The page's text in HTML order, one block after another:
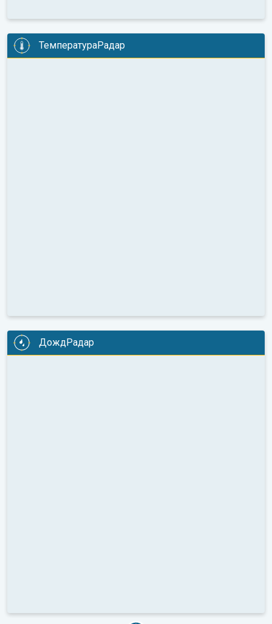
ТемператураРадар
ДождРадар